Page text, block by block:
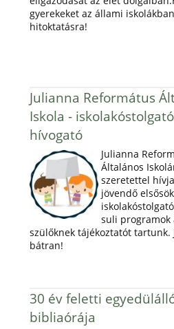
gyerekeket az állami
hitoktatásra!
Julianna Református
Iskola -
hívogató
Julianna
Általános
szeretettel
jövendő
suli programok
szülőknek tájékoztatót tartunk.
bátran!
30 év feletti
bibliaórája